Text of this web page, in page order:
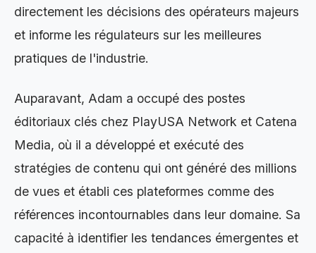
directement les décisions des opérateurs majeurs
et informe les régulateurs sur les meilleures
pratiques de l'industrie.
Auparavant, Adam a occupé des postes
éditoriaux clés chez PlayUSA Network et Catena
Media, où il a développé et exécuté des
stratégies de contenu qui ont généré des millions
de vues et établi ces plateformes comme des
références incontournables dans leur domaine. Sa
capacité à identifier les tendances émergentes et